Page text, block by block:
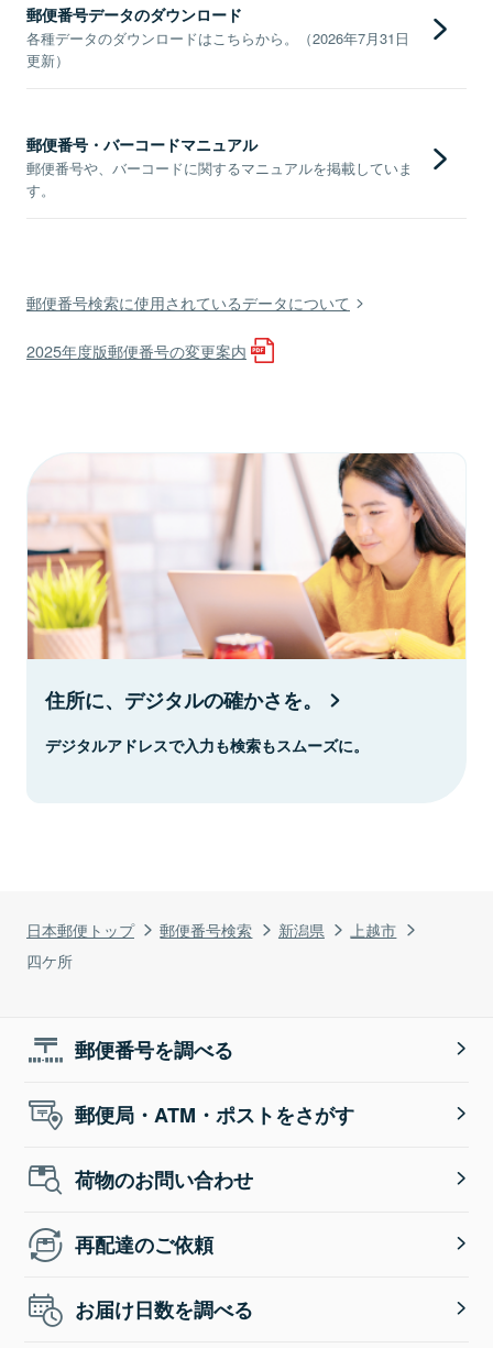
日本郵便トップ 郵便番号検索 新潟県
上越市
四ケ所
郵便番号データのダウンロード
各種データのダウンロードはこちらから。（2026年7月31日
更新）
郵便番号・バーコードマニュアル
郵便番号や、バーコードに関するマニュアルを掲載していま
す。
郵便番号検索に使用されているデータについて
2025年度版郵便番号の変更案内
住所に、デジタルの確かさを。
デジタルアドレスで入力も検索もスムーズに。
郵便番号を調べる
郵便局・ATM・ポストをさがす
荷物のお問い合わせ
再配達のご依頼
お届け日数を調べる